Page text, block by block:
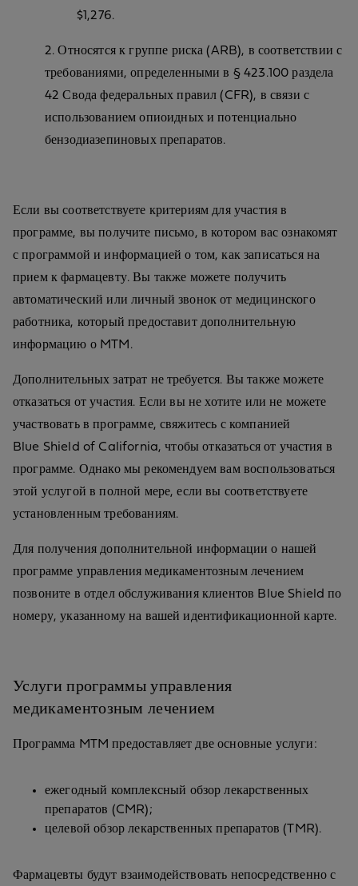
$1,276.
2. Относятся к группе риска (ARB), в соответствии с
требованиями, определенными в § 423.100 раздела
42 Свода федеральных правил (CFR), в связи с
использованием опиоидных и потенциально
бензодиазепиновых препаратов.
Если вы соответствуете критериям для участия в
программе, вы получите письмо, в котором вас ознакомят
с программой и информацией о том, как записаться на
прием к фармацевту. Вы также можете получить
автоматический или личный звонок от медицинского
работника, который предоставит дополнительную
информацию о MTM.
Дополнительных затрат не требуется. Вы также можете
отказаться от участия. Если вы не хотите или не можете
участвовать в программе, свяжитесь с компанией
Blue Shield of California, чтобы отказаться от участия в
программе. Однако мы рекомендуем вам воспользоваться
этой услугой в полной мере, если вы соответствуете
установленным требованиям.
Для получения дополнительной информации о нашей
программе управления медикаментозным лечением
позвоните в отдел обслуживания клиентов Blue Shield по
номеру, указанному на вашей идентификационной карте.
Услуги программы управления
медикаментозным лечением
Программа MTM предоставляет две основные услуги:
ежегодный комплексный обзор лекарственных
препаратов (CMR);
целевой обзор лекарственных препаратов (TMR).
Фармацевты будут взаимодействовать непосредственно с